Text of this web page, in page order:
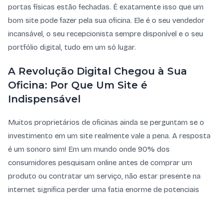
portas físicas estão fechadas. É exatamente isso que um
bom site pode fazer pela sua oficina. Ele é o seu vendedor
incansável, o seu recepcionista sempre disponível e o seu
portfólio digital, tudo em um só lugar.
A Revolução Digital Chegou à Sua
Oficina: Por Que Um Site é
Indispensável
Muitos proprietários de oficinas ainda se perguntam se o
investimento em um site realmente vale a pena. A resposta
é um sonoro sim! Em um mundo onde 90% dos
consumidores pesquisam online antes de comprar um
produto ou contratar um serviço, não estar presente na
internet significa perder uma fatia enorme de potenciais